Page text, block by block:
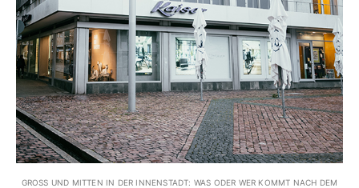
GROSS UND MITTEN IN DER INNENSTADT: WAS ODER WER KOMMT NACH DEM